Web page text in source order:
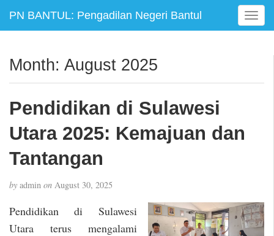
PN BANTUL: Pengadilan Negeri Bantul
T
o
e
o
n
Month: August 2025
Pendidikan di Sulawesi
Utara 2025: Kemajuan dan
Tantangan
by admin on August 30, 2025
Pendidikan di Sulawesi
Utara terus mengalami